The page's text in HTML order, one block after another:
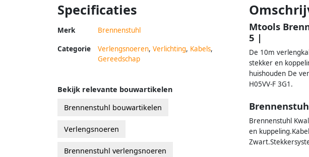
Specificaties
Merk Brennenstuhl
Categorie Verlengsnoeren, Verlichting, Kabels,
Gereedschap
Mtools
5 |
De 10m
stekker en
huishouden De
H05VV-F 3G1.
Brennenstuhl
en
Bekijk relevante bouwartikelen
Brennenstuhl bouwartikelen
Verlengsnoeren
Brennenstuhl verlengsnoeren